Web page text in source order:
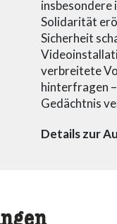
insbesondere
Solidarität
Sicherheit
verbreitete
hinterfragen
Gedächtnis
Details zur